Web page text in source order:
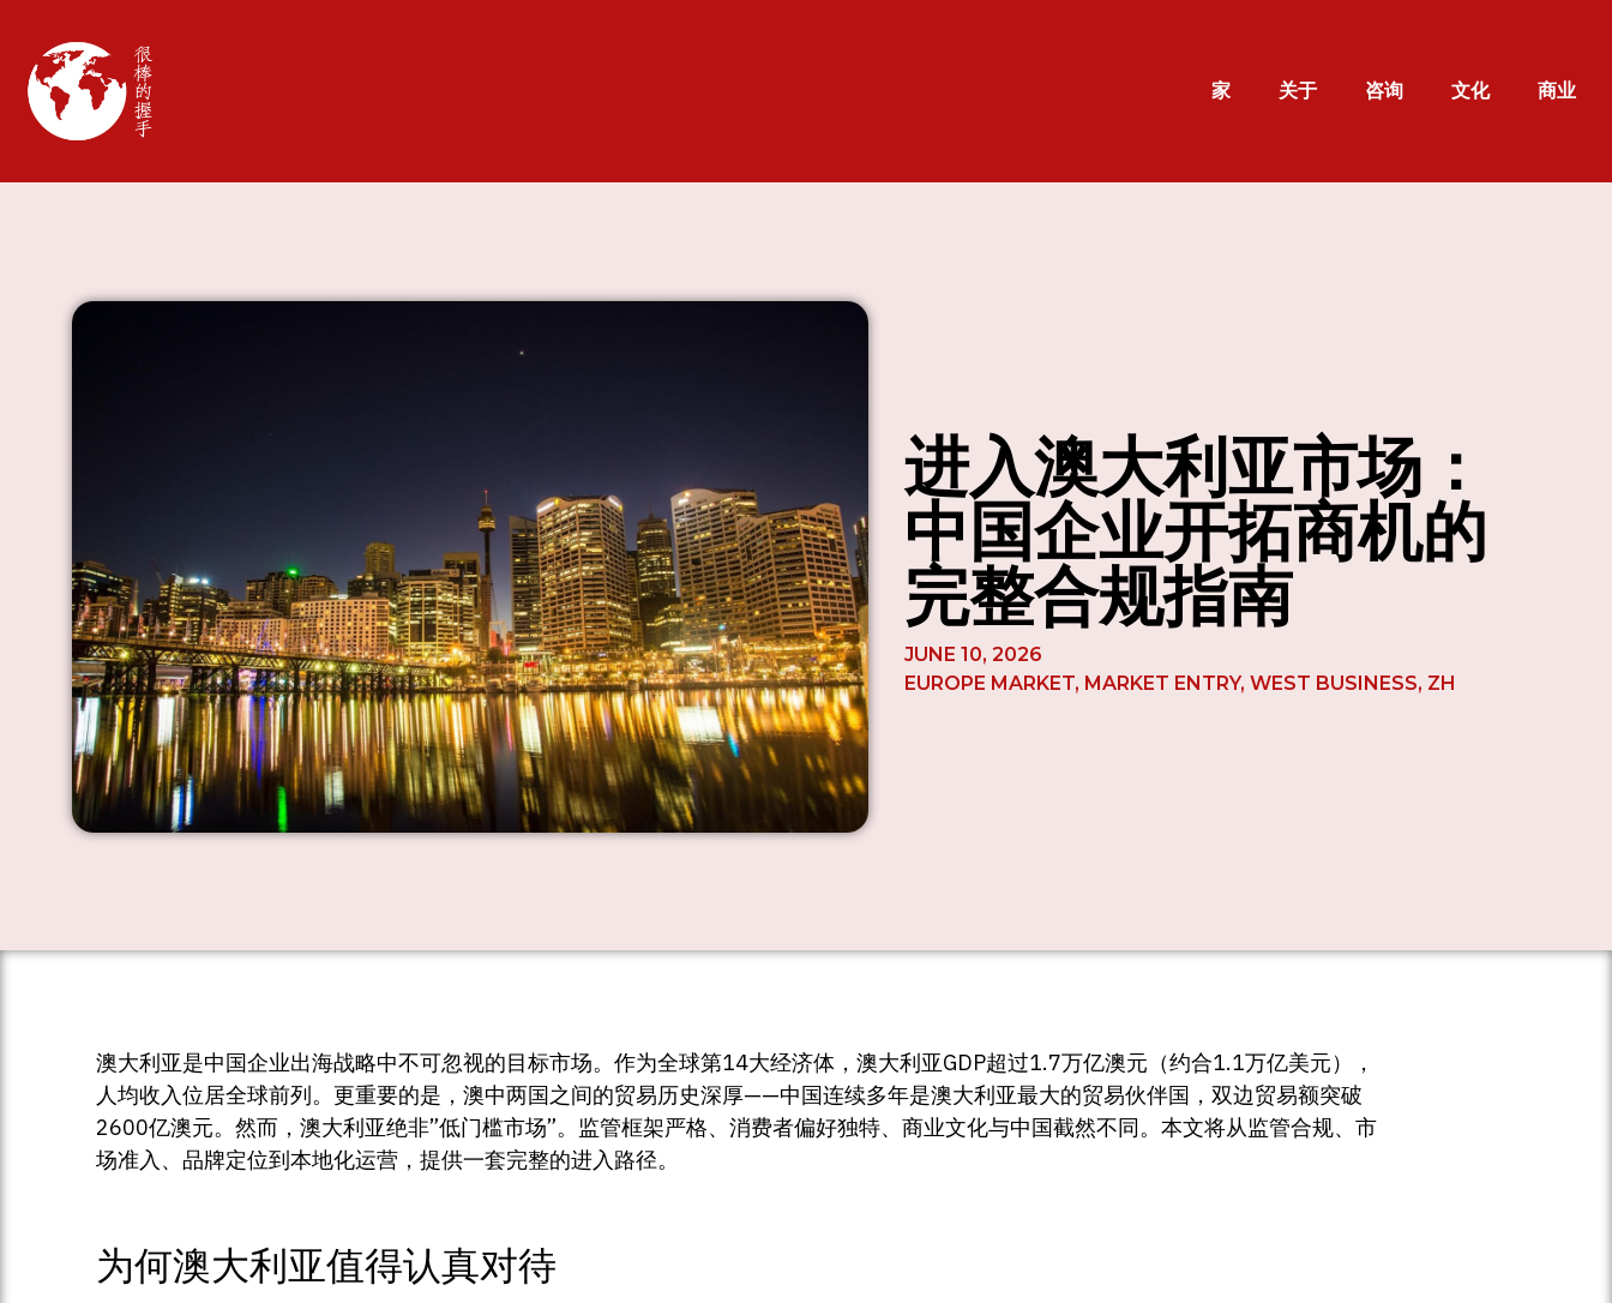
家 关于 咨询 文化 商业
进入澳大利亚市场：
中国企业开拓商机的
完整合规指南
JUNE 10, 2026
EUROPE MARKET, MARKET ENTRY,WEST BUSINESS, ZH
澳大利亚是中国企业出海战略中不可忽视的目标市场。作为全球第14大经济体，澳大利亚GDP超过1.7万亿澳元（约合1.1万亿美元），
人均收入位居全球前列。更重要的是，澳中两国之间的贸易历史深厚——中国连续多年是澳大利亚最大的贸易伙伴国，双边贸易额突破
2600亿澳元。然而，澳大利亚绝非”低门槛市场”。监管框架严格、消费者偏好独特、商业文化与中国截然不同。本文将从监管合规、市
场准入、品牌定位到本地化运营，提供一套完整的进入路径。
为何澳大利亚值得认真对待